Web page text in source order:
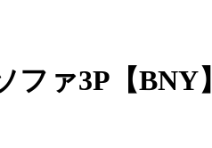
ァ3P【BNY】